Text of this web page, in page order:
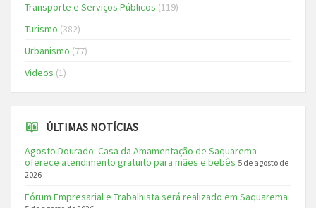
Transporte e Serviços Públicos (119)
Turismo (382)
Urbanismo (77)
Videos (1)
ÚLTIMAS NOTÍCIAS
Agosto Dourado: Casa da Amamentação de Saquarema
oferece atendimento gratuito para mães e bebês 5 de agosto de
2026
Fórum Empresarial e Trabalhista será realizado em Saquarema